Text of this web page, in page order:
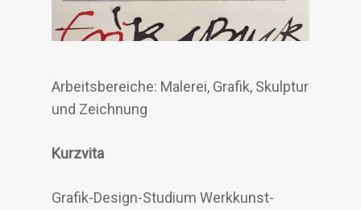
Arbeitsbereiche: Malerei, Grafik, Skulptur
und Zeichnung
Kurzvita
Grafik-Design-Studium Werkkunst-